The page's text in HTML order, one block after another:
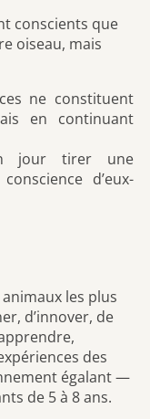
conscients que
oiseau, mais
ne constituent
en continuant
jour tirer une
d’eux-
les plus
d’innover, de
des
égalant —
de 5 à 8 ans.